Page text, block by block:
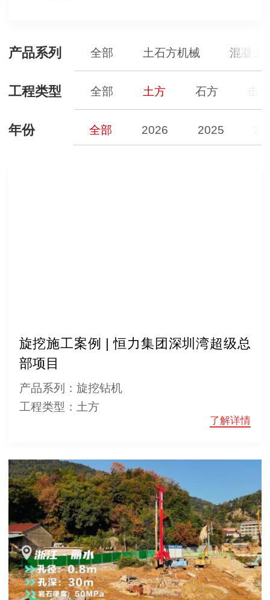
产品系列 全部 土石方机械 混凝土
工程类型 全部 土方 石方 击
年份 全部 2026 2025
旋挖施工案例 | 恒力集团深圳湾超级总
部项目
产品系列：旋挖钻机
工程类型：土方
了解详情